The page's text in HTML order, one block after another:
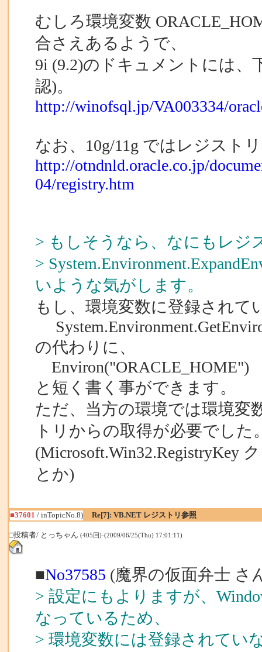
むしろ環境変数
合さえあるようで、
9i (9.2)のドキュメントには、
認)。
http://winofsql.jp/VA003334/
なお、10g/11g ではレジスト
http://otndnld.oracle.co.jp/
04/registry.htm
> もしそうなら、なにもレジ
>
いような気がします。
もし、環境変数に登録され
の代わりに、
Environ("ORACLE_HOME")
と短く書く事ができます。
ただ、当方の環境では環境変
トリからの取得が必要でした
(Microsoft.Win32.RegistryKey
とか)
■37601 / inTopicNo.8) Re[7]: VB.NET レジストリ参照
□投稿者/ とっちゃん (405回)-(2009/06/25(Thu) 17:01:11)
■No37585 (魔界の仮面弁士 さ
> 設定にもよりますが、
なっているため、
> 環境変数には登録されてい